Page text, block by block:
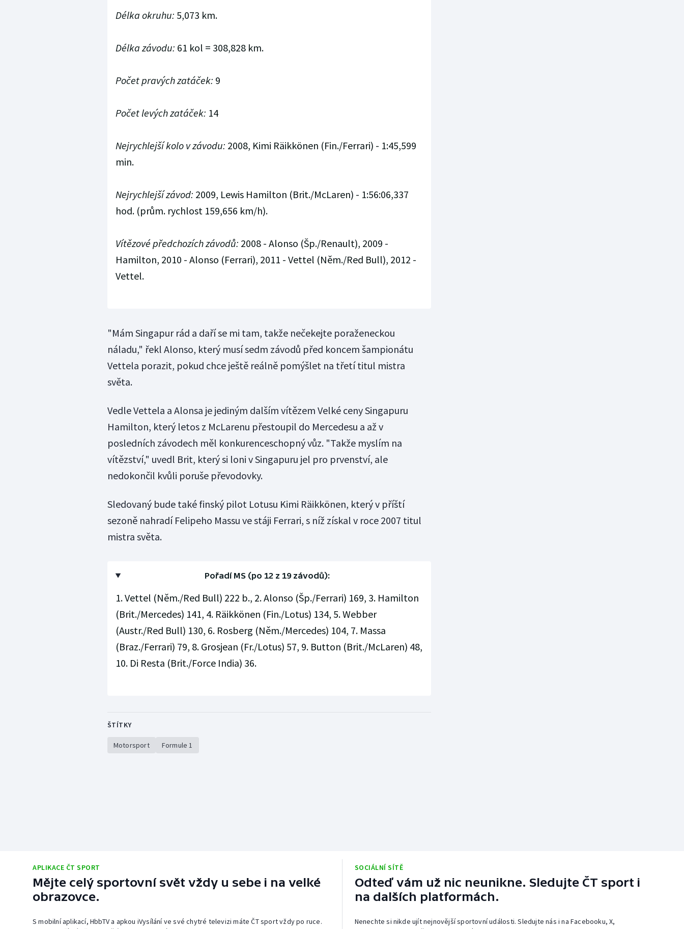
Délka okruhu: 5,073 km.
Délka závodu: 61 kol = 308,828 km.
Počet pravých zatáček: 9
Počet levých zatáček: 14
Nejrychlejší kolo v závodu: 2008, Kimi Räikkönen (Fin./Ferrari) - 1:45,599
min.
Nejrychlejší závod: 2009, Lewis Hamilton (Brit./McLaren) - 1:56:06,337
hod. (prům. rychlost 159,656 km/h).
Vítězové předchozích závodů: 2008 - Alonso (Šp./Renault), 2009 -
Hamilton, 2010 - Alonso (Ferrari), 2011 - Vettel (Něm./Red Bull), 2012 -
Vettel.
"Mám Singapur rád a daří se mi tam, takže nečekejte poraženeckou
náladu," řekl Alonso, který musí sedm závodů před koncem šampionátu
Vettela porazit, pokud chce ještě reálně pomýšlet na třetí titul mistra
světa.
Vedle Vettela a Alonsa je jediným dalším vítězem Velké ceny Singapuru
Hamilton, který letos z McLarenu přestoupil do Mercedesu a až v
posledních závodech měl konkurenceschopný vůz. "Takže myslím na
vítězství," uvedl Brit, který si loni v Singapuru jel pro prvenství, ale
nedokončil kvůli poruše převodovky.
Sledovaný bude také finský pilot Lotusu Kimi Räikkönen, který v příští
sezoně nahradí Felipeho Massu ve stáji Ferrari, s níž získal v roce 2007 titul
mistra světa.
Pořadí MS (po 12 z 19 závodů):
1. Vettel (Něm./Red Bull) 222 b., 2. Alonso (Šp./Ferrari) 169, 3. Hamilton
(Brit./Mercedes) 141, 4. Räikkönen (Fin./Lotus) 134, 5. Webber
(Austr./Red Bull) 130, 6. Rosberg (Něm./Mercedes) 104, 7. Massa
(Braz./Ferrari) 79, 8. Grosjean (Fr./Lotus) 57, 9. Button (Brit./McLaren) 48,
10. Di Resta (Brit./Force India) 36.
ŠTÍTKY
Motorsport Formule 1
APLIKACE ČT SPORT
Mějte celý sportovní svět vždy u sebe i na velké
obrazovce.
S mobilní aplikací, HbbTV a apkou iVysílání ve své chytré televizi máte ČT sport vždy po ruce.
SOCIÁLNÍ SÍTĚ
Odteď vám už nic neunikne. Sledujte ČT sport i
na dalších platformách.
Nenechte si nikde ujít nejnovější sportovní události. Sledujte nás i na Facebooku, X,